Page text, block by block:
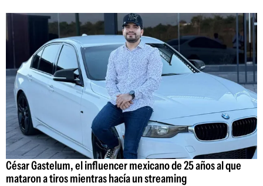
César Gastelum, el influencer mexicano de 25 años al que
mataron a tiros mientras hacía un streaming